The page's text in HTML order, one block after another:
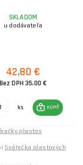
SKLADOM
u dodávateľa
42,80 €
Bez DPH 35,00 €
ks KÚPIŤ
plastov
Svářečka plastových